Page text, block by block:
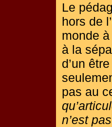
Le
hors de
monde
à la
d’un
pas au
n’est